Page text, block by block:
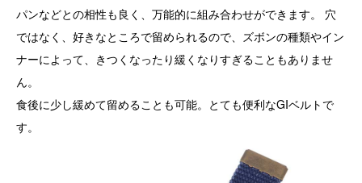
パンなどとの相性も良く、万能的に組み合わせができます。 穴
ではなく、好きなところで留められるので、ズボンの種類やイン
ナーによって、きつくなったり緩くなりすぎることもありませ
ん。
食後に少し緩めて留めることも可能。とても便利なGIベルトで
す。